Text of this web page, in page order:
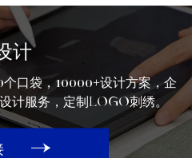
计
口袋，10000+设计方案，企
设计服务，定制logo刺绣。